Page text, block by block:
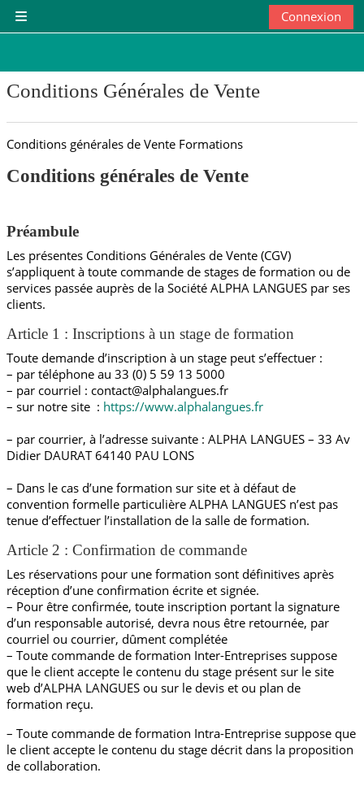
Passer au contenu principal
Panneau latéral
Connexion
Conditions Générales de Vente
Conditions générales de Vente Formations
Conditions générales de Vente
Préambule
Les présentes Conditions Générales de Vente (CGV)
s’appliquent à toute commande de stages de formation ou de
services passée auprès de la Société ALPHA LANGUES par ses
clients.
Article 1 : Inscriptions à un stage de formation
Toute demande d’inscription à un stage peut s’effectuer :
– par téléphone au 33 (0) 5 59 13 5000
– par courriel : contact@alphalangues.fr
– sur notre site : https://www.alphalangues.fr
– par courrier, à l’adresse suivante : ALPHA LANGUES – 33 Av
Didier DAURAT 64140 PAU LONS
– Dans le cas d’une formation sur site et à défaut de
convention formelle particulière ALPHA LANGUES n’est pas
tenue d’effectuer l’installation de la salle de formation.
Article 2 : Confirmation de commande
Les réservations pour une formation sont définitives après
réception d’une confirmation écrite et signée.
– Pour être confirmée, toute inscription portant la signature
d’un responsable autorisé, devra nous être retournée, par
courriel ou courrier, dûment complétée
– Toute commande de formation Inter-Entreprises suppose
que le client accepte le contenu du stage présent sur le site
web d’ALPHA LANGUES ou sur le devis et ou plan de
formation reçu.
– Toute commande de formation Intra-Entreprise suppose que
le client accepte le contenu du stage décrit dans la proposition
de collaboration.